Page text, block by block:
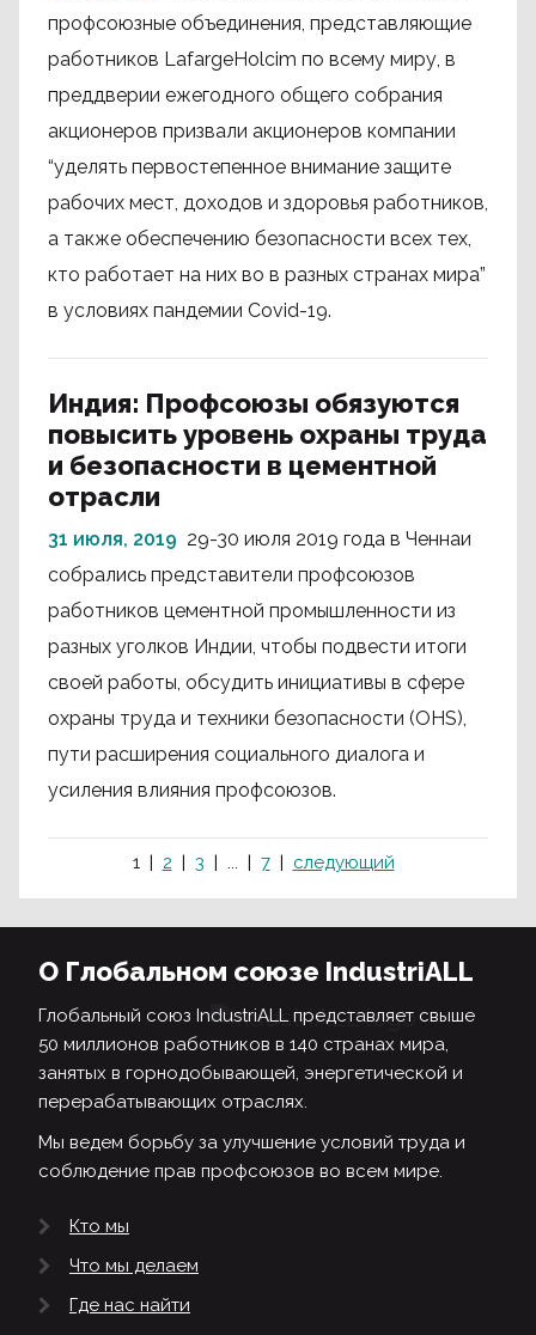
профсоюзные объединения, представляющие
работников LafargeHolcim по всему миру, в
преддверии ежегодного общего собрания
акционеров призвали акционеров компании
“уделять первостепенное внимание защите
рабочих мест, доходов и здоровья работников,
а также обеспечению безопасности всех тех,
кто работает на них во в разных странах мира”
в условиях пандемии Covid-19.
Индия: Профсоюзы обязуются
повысить уровень охраны труда
и безопасности в цементной
отрасли
31 июля, 2019 29-30 июля 2019 года в Ченнаи
собрались представители профсоюзов
работников цементной промышленности из
разных уголков Индии, чтобы подвести итоги
своей работы, обсудить инициативы в сфере
охраны труда и техники безопасности (OHS),
пути расширения социального диалога и
усиления влияния профсоюзов.
1 2 3 ... 7 следующий
О Глобальном союзе IndustriALL
Глобальный союз IndustriALL представляет свыше
50 миллионов работников в 140 странах мира,
занятых в горнодобывающей, энергетической и
перерабатывающих отраслях.
Мы ведем борьбу за улучшение условий труда и
соблюдение прав профсоюзов во всем мире.
Кто мы
Что мы делаем
Где нас найти